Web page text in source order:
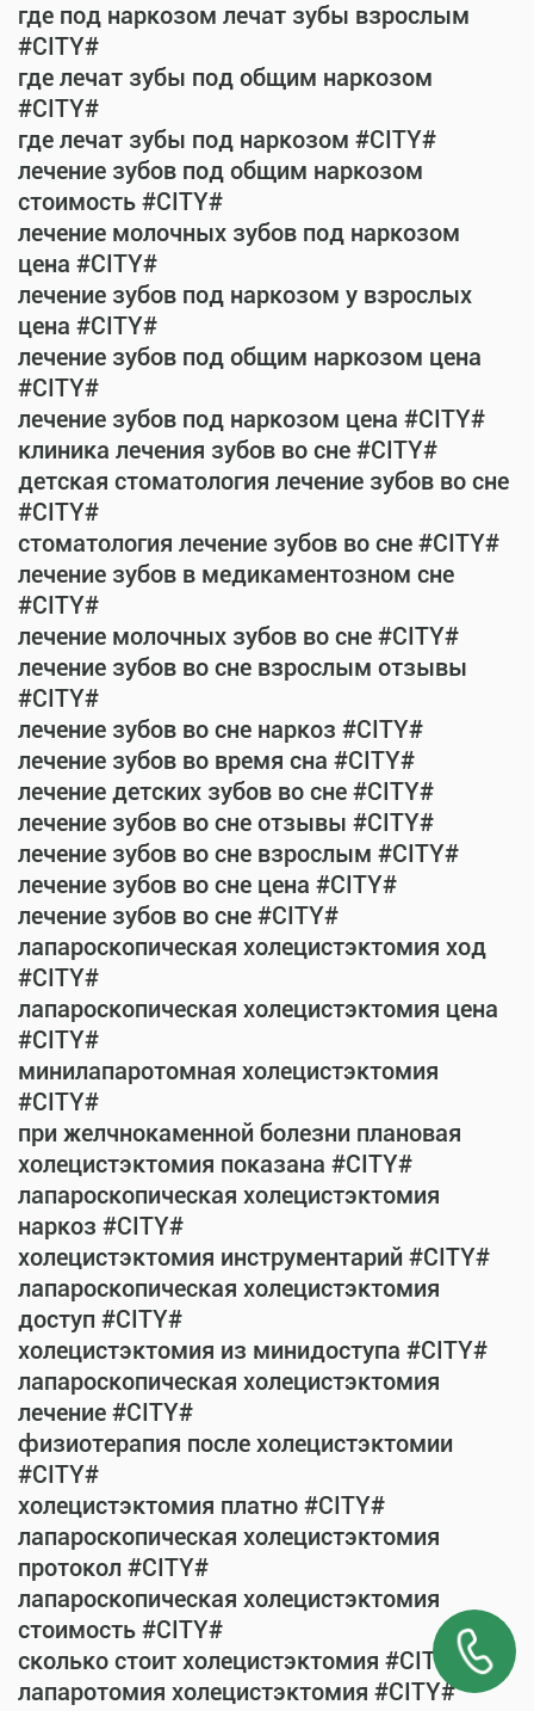
где под наркозом лечат зубы взрослым
#CITY#
где лечат зубы под общим наркозом
#CITY#
где лечат зубы под наркозом #CITY#
лечение зубов под общим наркозом
стоимость #CITY#
лечение молочных зубов под наркозом
цена #CITY#
лечение зубов под наркозом у взрослых
цена #CITY#
лечение зубов под общим наркозом цена
#CITY#
лечение зубов под наркозом цена #CITY#
клиника лечения зубов во сне #CITY#
детская стоматология лечение зубов во сне
#CITY#
стоматология лечение зубов во сне #CITY#
лечение зубов в медикаментозном сне
#CITY#
лечение молочных зубов во сне #CITY#
лечение зубов во сне взрослым отзывы
#CITY#
лечение зубов во сне наркоз #CITY#
лечение зубов во время сна #CITY#
лечение детских зубов во сне #CITY#
лечение зубов во сне отзывы #CITY#
лечение зубов во сне взрослым #CITY#
лечение зубов во сне цена #CITY#
лечение зубов во сне #CITY#
лапароскопическая холецистэктомия ход
#CITY#
лапароскопическая холецистэктомия цена
#CITY#
минилапаротомная холецистэктомия
#CITY#
при желчнокаменной болезни плановая
холецистэктомия показана #CITY#
лапароскопическая холецистэктомия
наркоз #CITY#
холецистэктомия инструментарий #CITY#
лапароскопическая холецистэктомия
доступ #CITY#
холецистэктомия из минидоступа #CITY#
лапароскопическая холецистэктомия
лечение #CITY#
физиотерапия после холецистэктомии
#CITY#
холецистэктомия платно #CITY#
лапароскопическая холецистэктомия
протокол #CITY#
лапароскопическая холецистэктомия
стоимость #CITY#
сколько стоит холецистэктомия #CITY#
лапаротомия холецистэктомия #CITY#